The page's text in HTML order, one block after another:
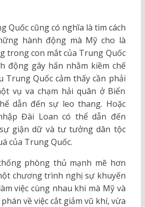
Quốc cũng có nghĩa là tìm cách
hành động mà Mỹ cho là
trong con mắt của Trung Quốc
động gây hấn nhằm kiềm chế
Trung Quốc cảm thấy cần phải
vụ va chạm hải quân ở Biển
dẫn đến sự leo thang. Hoặc
Đài Loan có thể dẫn đến
giận dữ và tư tưởng dân tộc
của Trung Quốc.
phòng thủ mạnh mẽ hơn
chương trình nghị sự khuyến
việc cùng nhau khi mà Mỹ và
về việc cắt giảm vũ khí, vừa